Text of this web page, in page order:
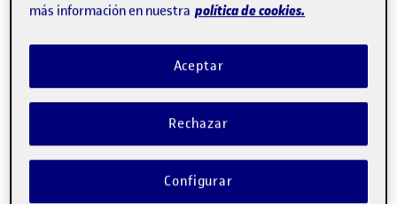
Un estudio publicado en la revista
Sciencerevela que, con tan solo seis
años, las niñas se consideran
menos brillantes que sus
compañeros. Asimismo, a medida
que crecen, pierden interés por las
asignaturas científicas y técnicas
más información en nuestra política de cookies.
Rechazar
Aceptar
Configurar